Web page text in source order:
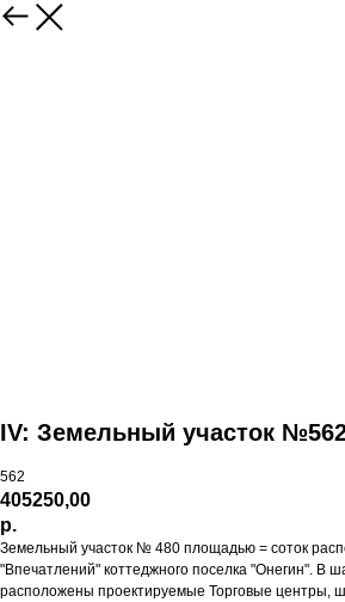
IV: Земельный участок
562
405250,00
р.
Земельный участок № 480 площадью = соток
"Впечатлений" коттеджного поселка "Онегин". В
расположены проектируемые Торговые центры,